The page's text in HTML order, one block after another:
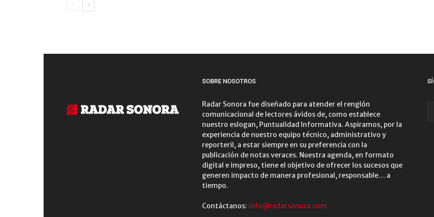
SOBRE NOSOTROS
Radar Sonora fue diseñado para atender el renglón
comunicacional de lectores ávidos de, como establece
nuestro eslogan, Puntualidad Informativa. Aspiramos, por la
experiencia de nuestro equipo técnico, administrativo y
reporteril, a estar siempre en su preferencia con la
publicación de notas veraces. Nuestra agenda, en formato
digital e impreso, tiene el objetivo de ofrecer los sucesos que
generen impacto de manera profesional, responsable… a
tiempo.
Contáctanos: info@radarsonora.com